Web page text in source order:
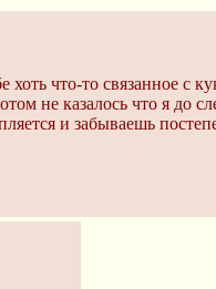
что-то связанное с
не казалось что я до
и забываешь